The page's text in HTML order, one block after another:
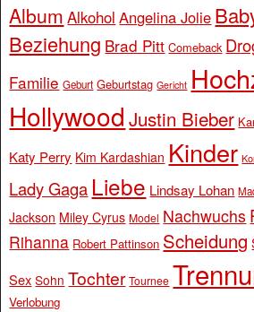
Album Alkohol Angelina Jolie
Beziehung Brad Pitt Comeback
Familie Geburt Geburtstag Gericht
Hollywood Justin Bieber
Katy Perry Kim Kardashian Kinder
Lady Gaga Liebe Lindsay Lohan
Jackson Miley Cyrus Model Nachwuchs
Rihanna Robert Pattinson Scheidung
Sex Sohn Tochter Tournee
Verlobung